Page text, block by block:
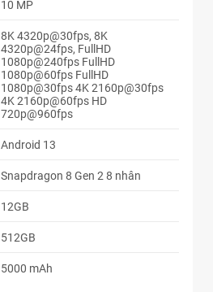
10 MP
8K 4320p@30fps, 8K
4320p@24fps, FullHD
1080p@240fps FullHD
1080p@60fps FullHD
1080p@30fps 4K 2160p@30fps
4K 2160p@60fps HD
720p@960fps
Android 13
Snapdragon 8 Gen 2 8 nhân
12GB
512GB
5000 mAh